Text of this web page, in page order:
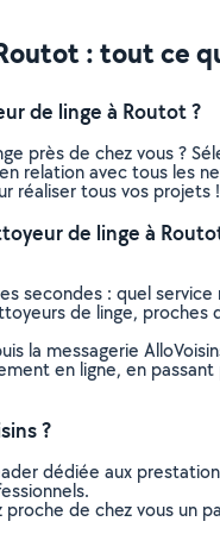
: tout ce
de linge à Routot ?
près de chez vous ?
relation avec tous les
réaliser tous vos projets !
de linge à
secondes : quel
de linge, proches
la messagerie
en ligne, en
?
dédiée aux
de chez vous un